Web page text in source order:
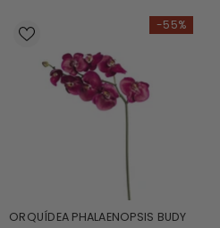
-55%
ORQUÍDEA PHALAENOPSIS BUDY